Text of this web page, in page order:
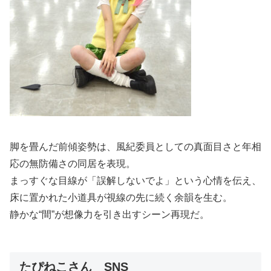
脚を畳んだ前傾姿勢は、風紀委員としての真面目さと年相
応の無防備さの同居を表現。
まっすぐな目線が「誤解しないでよ」という心情を伝え、
床に置かれた小道具が視線の先に続く余韻を生む。
静かな“間”が想像力を引き出すシーン再現だ。
たぴねこさん SNS